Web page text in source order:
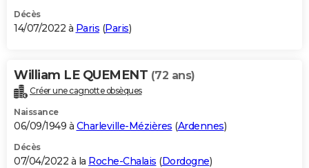
Décès
14/07/2022 à Paris (Paris)
William LE QUEMENT (72 ans)
Créer une cagnotte obsèques
Naissance
06/09/1949 à Charleville-Mézières (Ardennes)
Décès
07/04/2022 à la Roche-Chalais (Dordogne)